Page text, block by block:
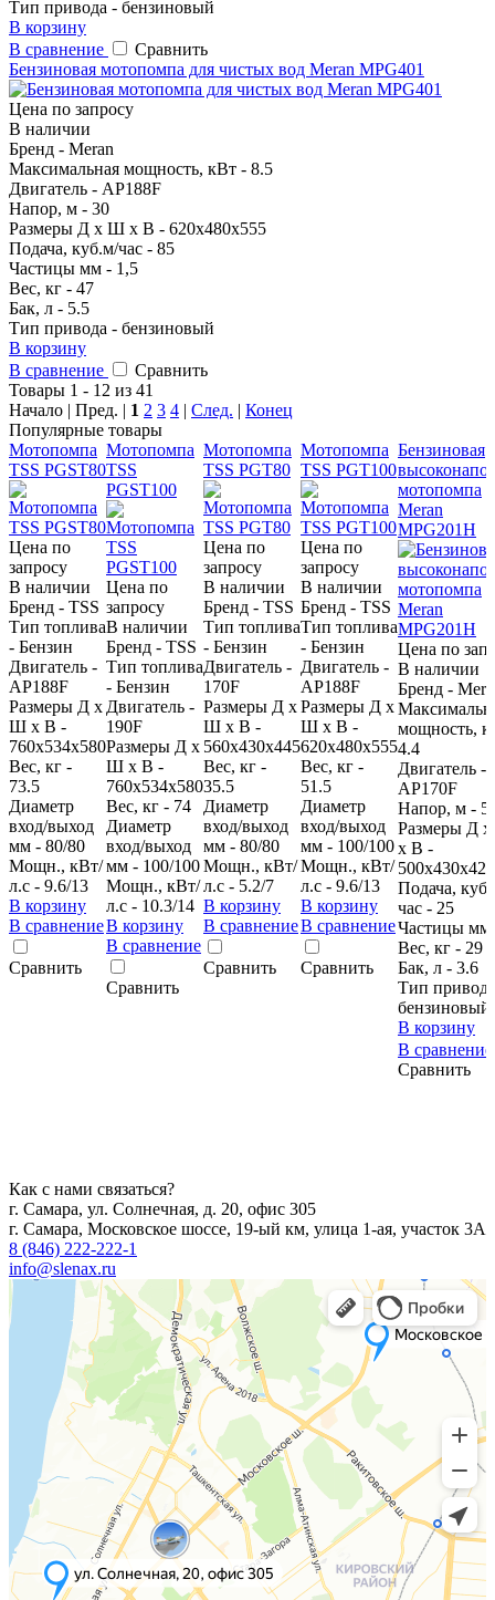
Тип привода - бензиновый
В корзину
В сравнение
Сравнить
Бензиновая мотопомпа для чистых вод Meran MPG401
Цена по запросу
В наличии
Бренд - Meran
Максимальная мощность, кВт - 8.5
Двигатель - AP188F
Напор, м - 30
Размеры Д х Ш х В - 620х480х555
Подача, куб.м/час - 85
Частицы мм - 1,5
Вес, кг - 47
Бак, л - 5.5
Тип привода - бензиновый
В корзину
В сравнение
Сравнить
Товары 1 - 12 из 41
Начало | Пред. | 1 2 3 4 | След. | Конец
Популярные товары
Мотопомпа
TSS PGST80
Цена по
запросу
В наличии
Бренд - TSS
Тип топлива
- Бензин
Двигатель -
AP188F
Размеры Д х
Ш х В -
760x534x580
Вес, кг -
73.5
Диаметр
вход/выход
мм - 80/80
Мощн., кВт/
л.с - 9.6/13
В корзину
В сравнение
Сравнить
Мотопомпа
TSS
PGST100
Цена по
запросу
В наличии
Бренд - TSS
Тип топлива
- Бензин
Двигатель -
190F
Размеры Д х
Ш х В -
760x534x580
Вес, кг - 74
Диаметр
вход/выход
мм - 100/100
Мощн., кВт/
л.с - 10.3/14
В корзину
В сравнение
Сравнить
Мотопомпа
TSS PGT80
Цена по
запросу
В наличии
Бренд - TSS
Тип топлива
- Бензин
Двигатель -
170F
Размеры Д х
Ш х В -
560x430x445
Вес, кг -
35.5
Диаметр
вход/выход
мм - 80/80
Мощн., кВт/
л.с - 5.2/7
В корзину
В сравнение
Сравнить
Мотопомпа
TSS PGT100
Цена по
запросу
В наличии
Бренд - TSS
Тип топлива
- Бензин
Двигатель -
AP188F
Размеры Д х
Ш х В -
620x480x555
Вес, кг -
51.5
Диаметр
вход/выход
мм - 100/100
Мощн., кВт/
л.с - 9.6/13
В корзину
В сравнение
Сравнить
Бензиновая
мотопомпа
Meran
MPG201H
Цена по
В наличии
Бренд -
мощность,
4.4
Двигатель -
AP170F
Напор, м -
Размеры Д
х В -
500х430х425
Подача,
час - 25
Частицы мм
Вес, кг - 29
Бак, л - 3.6
Тип
бензиновый
В корзину
В
Сравнить
Как с нами связаться?
г. Самара, ул. Солнечная, д. 20, офис 305
г. Самара, Московское шоссе, 19-ый км, улица 1-ая, участок 3А
8 (846) 222-222-1
info@slenax.ru